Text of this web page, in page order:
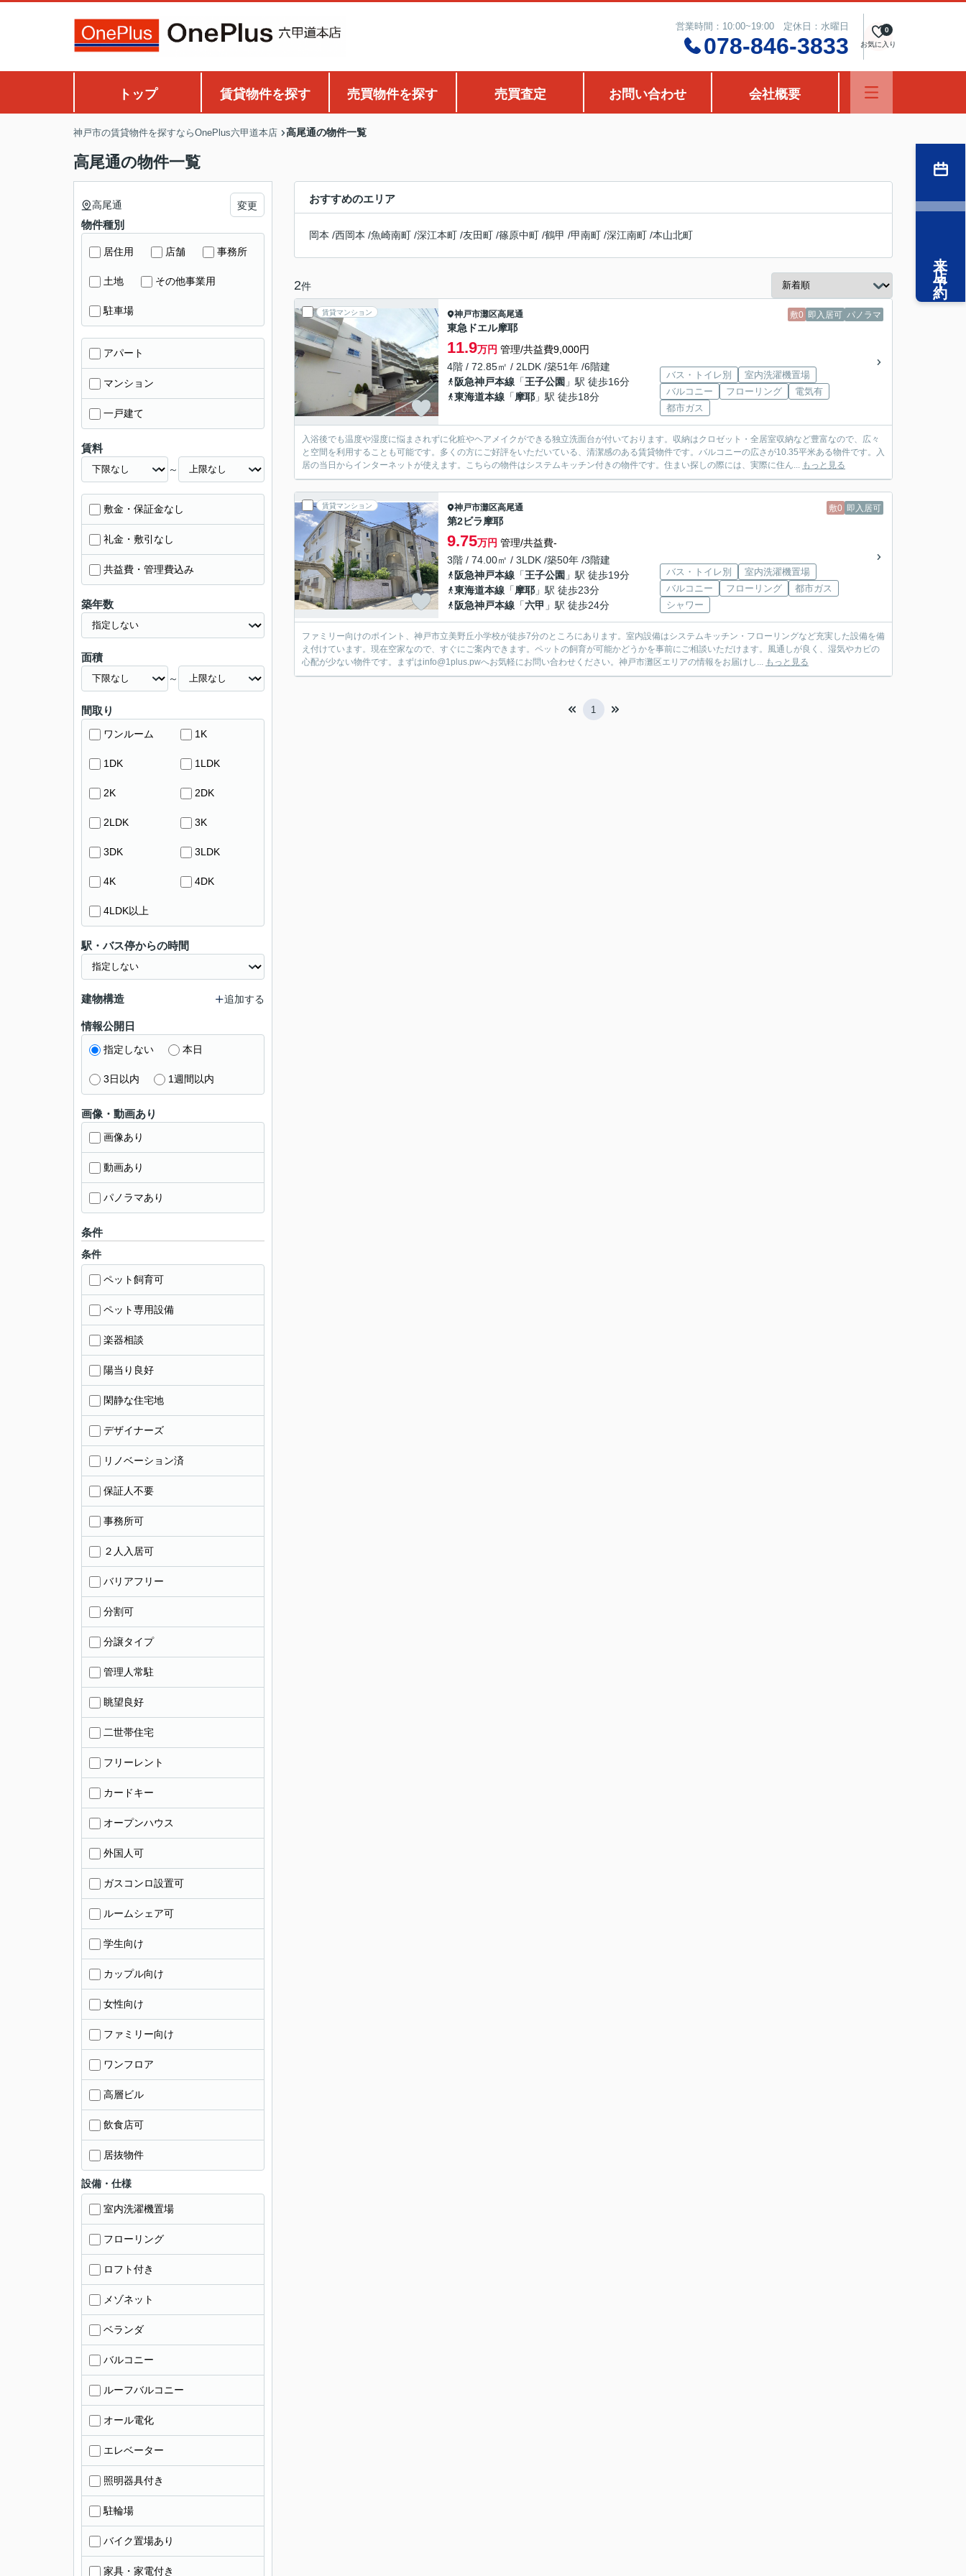
営業時間：10:00~19:00 定休日：水曜日
078-846-3833 お気に入り
0
トップ 賃貸物件を探す 売買物件を探す 売買査定 お問い合わせ 会社概要
神戸市の賃貸物件を探すならOnePlus六甲道本店 高尾通の物件一覧
高尾通の物件一覧
おすすめのエリア
岡本 /西岡本 /魚崎南町 /深江本町 /友田町 /篠原中町 /鶴甲 /甲南町 /深江南町 /本山北町
2件
賃貸マンション 敷0 即入居可 パノラマ
神戸市灘区高尾通
東急ドエル摩耶
11.9万円 管理/共益費9,000円
4階 / 72.85㎡ / 2LDK /築51年 /6階建
阪急神戸本線 「王子公園 」駅 徒歩16分
東海道本線 「摩耶 」駅 徒歩18分
バス・トイレ別
室内洗濯機置場
バルコニー
フローリング
電気有
都市ガス
入浴後でも温度や湿度に悩まされずに化粧やヘアメイクができる独立洗面台が付いております。収納はクロゼット・全居室収納など豊富なので、広々
と空間を利用することも可能です。多くの方にご好評をいただいている、清潔感のある賃貸物件です。バルコニーの広さが10.35平米ある物件です。入
居の当日からインターネットが使えます。こちらの物件はシステムキッチン付きの物件です。住まい探しの際には、実際に住ん... もっと見る
賃貸マンション 敷0 即入居可
神戸市灘区高尾通
第2ビラ摩耶
9.75万円 管理/共益費-
3階 / 74.00㎡ / 3LDK /築50年 /3階建
阪急神戸本線 「王子公園 」駅 徒歩19分
東海道本線 「摩耶 」駅 徒歩23分
阪急神戸本線 「六甲 」駅 徒歩24分
バス・トイレ別
室内洗濯機置場
バルコニー
フローリング
都市ガス
シャワー
ファミリー向けのポイント、神戸市立美野丘小学校が徒歩7分のところにあります。室内設備はシステムキッチン・フローリングなど充実した設備を備
え付けています。現在空家なので、すぐにご案内できます。ペットの飼育が可能かどうかを事前にご相談いただけます。風通しが良く、湿気やカビの
心配が少ない物件です。まずはinfo@1plus.pwへお気軽にお問い合わせください。神戸市灘区エリアの情報をお届けし... もっと見る
1
高尾通 変更
物件種別
居住用 店舗 事務所
土地 その他事業用
駐車場
アパート
マンション
一戸建て
賃料
～
敷金・保証金なし
礼金・敷引なし
共益費・管理費込み
築年数
面積
～
間取り
ワンルーム 1K
1DK 1LDK
2K 2DK
2LDK 3K
3DK 3LDK
4K 4DK
4LDK以上
駅・バス停からの時間
建物構造 追加する
情報公開日
指定しない 本日
3日以内 1週間以内
画像・動画あり
画像あり
動画あり
パノラマあり
条件
条件
ペット飼育可
ペット専用設備
楽器相談
陽当り良好
閑静な住宅地
デザイナーズ
リノベーション済
保証人不要
事務所可
２人入居可
バリアフリー
分割可
分譲タイプ
管理人常駐
眺望良好
二世帯住宅
フリーレント
カードキー
オープンハウス
外国人可
ガスコンロ設置可
ルームシェア可
学生向け
カップル向け
女性向け
ファミリー向け
ワンフロア
高層ビル
飲食店可
居抜物件
設備・仕様
室内洗濯機置場
フローリング
ロフト付き
メゾネット
ベランダ
バルコニー
ルーフバルコニー
オール電化
エレベーター
照明器具付き
駐輪場
バイク置場あり
家具・家電付き
来店予約